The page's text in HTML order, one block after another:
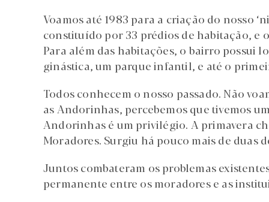
Voamos até 1983 para a criação do nosso
constituído por 33 prédios de habitação, e
Para além das habitações, o bairro possui
ginástica, um parque infantil, e até o
Todos conhecem o nosso passado. Não
as Andorinhas, percebemos que tivemos
Andorinhas é um privilégio. A primavera
Moradores. Surgiu há pouco mais de duas
Juntos combateram os problemas
permanente entre os moradores e as